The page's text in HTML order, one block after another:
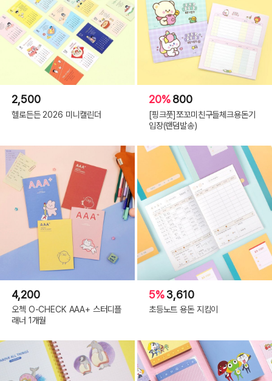
2,500
헬로든든 2026 미니캘린더
20%800
[핑크풋]쪼꼬미친구들체크용돈기
입장(랜덤발송)
4,200
오첵 O-CHECK AAA+ 스터디플
래너 1개월
5%3,610
초등노트 용돈 지킴이